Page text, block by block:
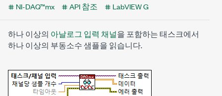
NI-DAQ™mx
API 참조 LabVIEW G
하나 이상의 아날로그 입력 채널을 포함하는 태스크에서
하나 이상의 부동소수 샘플을 읽습니다.